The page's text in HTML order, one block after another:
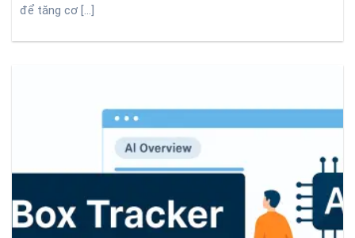
để tăng cơ [...]